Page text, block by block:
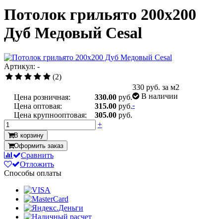
Потолок грильято 200x200
Дуб Медовый Cesal
Артикул: -
(2)
Цена розничная: 330.00 руб.
Цена оптовая:
315.00 руб.
Цена крупнооптовая:
305.00 руб.
330 руб. за м2
В наличии
-
+
В корзину
Оформить заказ
Сравнить
Отложить
Способы оплаты